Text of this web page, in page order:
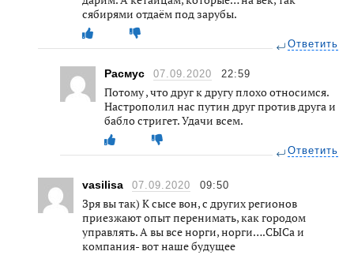
сябирями отдаём под зарубы.
Ответить
Расмус 07.09.2020 22:59
Потому , что друг к другу плохо относимся.
Настрополил нас путин друг против друга и
бабло стригет. Удачи всем.
Ответить
vasilisa 07.09.2020 09:50
Зря вы так) К сысе вон, с других регионов
приезжают опыт перенимать, как городом
управлять. А вы все норги, норги….СЫСа и
компания- вот наше будущее